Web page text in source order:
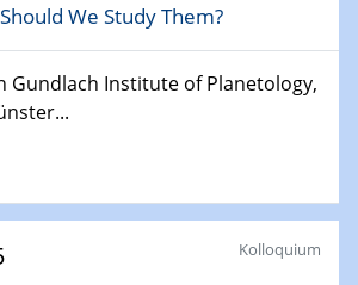
We Study Them?
Gundlach Institute of Planetology,
Kolloquium